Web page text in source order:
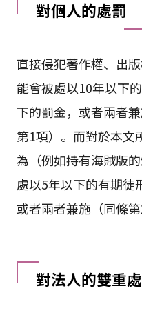
對個人的處罰
直接侵犯著作權、出
能會被處以10年以下
下的罰金，或者兩者
第1項）。而對於本文
為（例如持有海賊版
處以5年以下的有期徒
或者兩者兼施（同條第
對法人的雙重